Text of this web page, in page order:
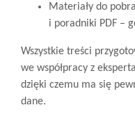
Materiały do
i poradniki PDF –
Wszystkie treści
we współpracy z
dzięki czemu ma się
dane.